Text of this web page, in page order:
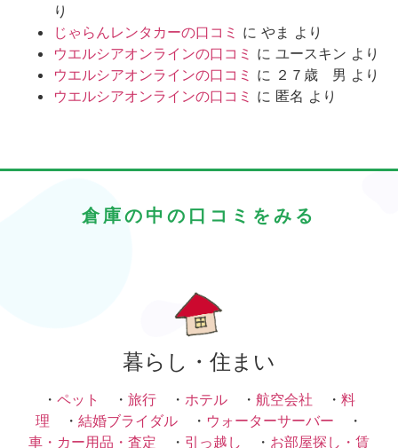
り
じゃらんレンタカーの口コミ に やま より
ウエルシアオンラインの口コミ に ユースキン より
ウエルシアオンラインの口コミ に ２７歳 男 より
ウエルシアオンラインの口コミ に 匿名 より
倉庫の中の口コミをみる
暮らし・住まい
・ ペット ・ 旅行 ・ ホテル ・ 航空会社 ・ 料
理 ・ 結婚ブライダル ・ ウォーターサーバー ・
車・カー用品・査定 ・ 引っ越し ・ お部屋探し・賃